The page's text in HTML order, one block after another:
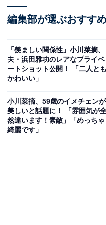
編集部が選ぶおすす
「羨ましい関係性」小川菜摘、
夫・浜田雅功のレアなプライベ
ートショット公開！ 「二人とも
かわいい」
小川菜摘、59歳のイメチェンが
美しいと話題に！ 「雰囲気が全
然違います！素敵」「めっちゃ
綺麗です」